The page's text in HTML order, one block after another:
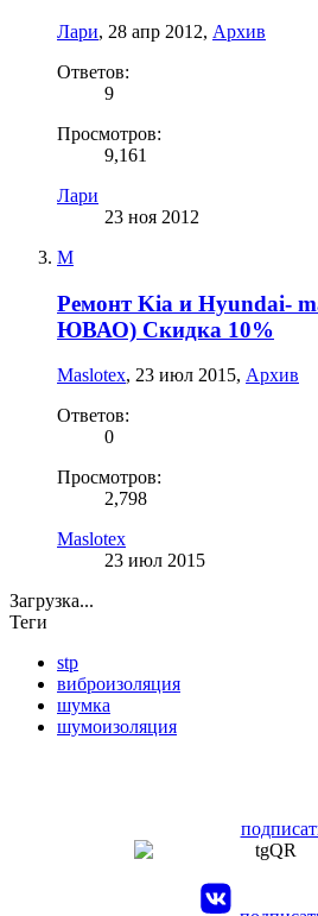
Лари, 28 апр 2012, Архив
Ответов:
9
Просмотров:
9,161
Лари
23 ноя 2012
M
Ремонт Kia и Hyundai-
ЮВАО) Скидка 10%
Maslotex, 23 июл 2015, Архив
Ответов:
0
Просмотров:
2,798
Maslotex
23 июл 2015
Загрузка...
Теги
stp
виброизоляция
шумка
шумоизоляция